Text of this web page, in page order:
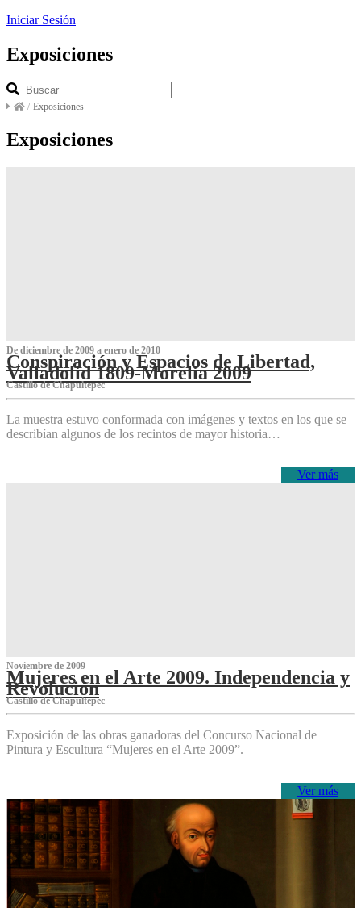
Iniciar Sesión
Exposiciones
/ Exposiciones
Exposiciones
De diciembre de 2009 a enero de 2010
Conspiración y Espacios de Libertad,
Valladolid 1809-Morelia 2009
Castillo de Chapultepec
La muestra estuvo conformada con imágenes y textos en los que se
describían algunos de los recintos de mayor historia…
Ver más
Noviembre de 2009
Mujeres en el Arte 2009. Independencia y
Revolución
Castillo de Chapultepec
Exposición de las obras ganadoras del Concurso Nacional de
Pintura y Escultura “Mujeres en el Arte 2009”.
Ver más